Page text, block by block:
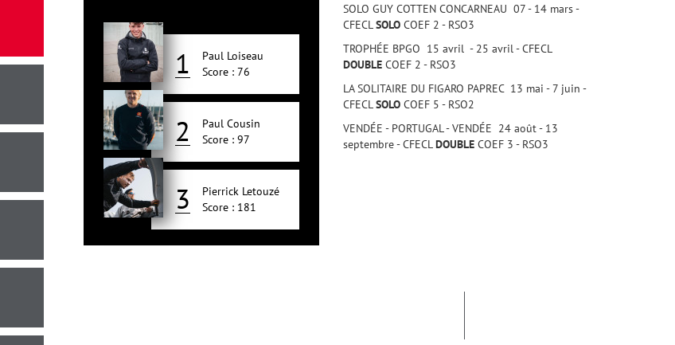
1
Paul Loiseau
Score : 76
2
Paul Cousin
Score : 97
3
Pierrick Letouzé
Score : 181
SOLO GUY COTTEN CONCARNEAU 07 - 14 mars -
CFECLSOLOCOEF 2 - RSO3
TROPHÉE BPGO 15 avril - 25 avril - CFECL
DOUBLECOEF 2 - RSO3
LA SOLITAIRE DU FIGARO PAPREC 13 mai - 7 juin -
CFECLSOLOCOEF 5 - RSO2
VENDÉE - PORTUGAL - VENDÉE 24 août - 13
septembre - CFECLDOUBLECOEF 3 - RSO3